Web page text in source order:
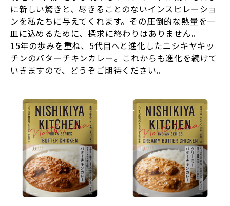
に新しい驚きと、尽きることのないインスピレーショ
ンを私たちに与えてくれます。その圧倒的な熱量を一
皿に込めるために、探求に終わりはありません。
15年の歩みを重ね、5代目へと進化したニシキヤキッ
チンのバターチキンカレー。これからも進化を続けて
いきますので、どうぞご期待ください。